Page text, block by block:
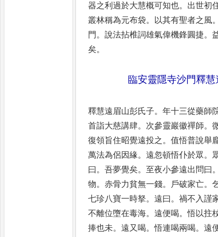
器之利過於大慧概可知也。 出世初
叢林稱為元布袋。 以其有聖者之風
門 。說法拈椎詞雄氣偉機鋒圓捷。
矣。
臨安靈隱寺沙門釋慧
釋慧遠眉山彭氏子。年十三從藥師
首詣大慈講肆。 次參靈巖徽禪師。
復領旨住昭覺遠投之。值悟普說舉
萬法為侶因緣。遠忽頓悟仆於眾。
曰。吾夢覺矣。至夜小參遠出問曰
物。赤骨力貧無一錢。 戶破家亡。
七珍八寶一時拏。遠曰。禍不入謹
不離位墮在毒海。遠便喝。悟以拄
捧也未。遠又喝。悟連喝兩喝。遠